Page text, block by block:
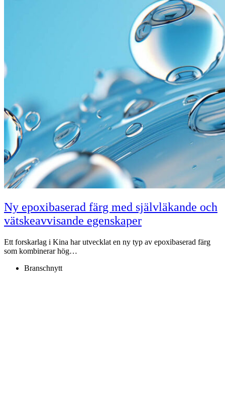
Ny epoxibaserad färg med självläkande och
vätskeavvisande egenskaper
Ett forskarlag i Kina har utvecklat en ny typ av epoxibaserad färg
som kombinerar hög…
Branschnytt